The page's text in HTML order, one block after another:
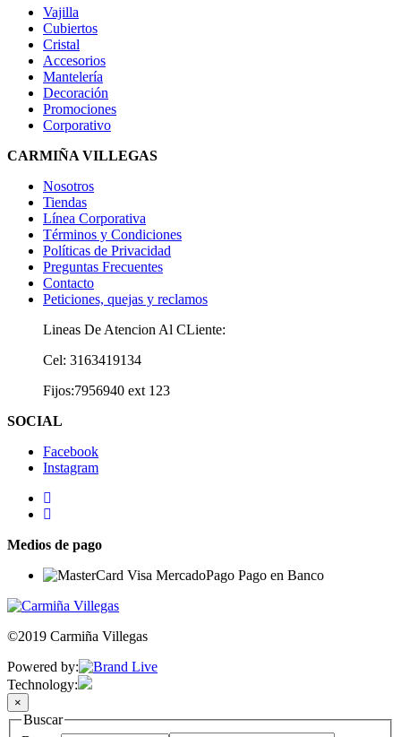
Vajilla
Cubiertos
Cristal
Accesorios
Mantelería
Decoración
Promociones
Corporativo
CARMIÑA VILLEGAS
Nosotros
Tiendas
Línea Corporativa
Términos y Condiciones
Políticas de Privacidad
Preguntas Frecuentes
Contacto
Peticiones, quejas y reclamos
Lineas De Atencion Al CLiente:
Cel: 3163419134
Fijos:7956940 ext 123
SOCIAL
Facebook
Instagram
Medios de pago
©2019 Carmiña Villegas
Powered by:
Technology:
×
Buscar